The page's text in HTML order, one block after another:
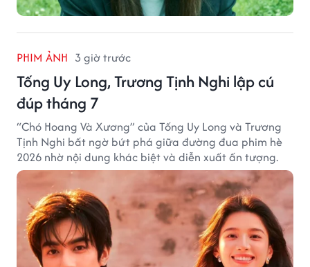
PHIM ẢNH 3 giờ trước
Tống Uy Long, Trương Tịnh Nghi lập cú
đúp tháng 7
“Chó Hoang Và Xương” của Tống Uy Long và Trương
Tịnh Nghi bất ngờ bứt phá giữa đường đua phim hè
2026 nhờ nội dung khác biệt và diễn xuất ấn tượng.